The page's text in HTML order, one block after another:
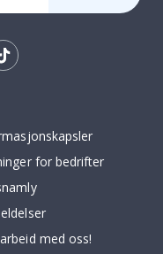
for bedrifter
med oss!